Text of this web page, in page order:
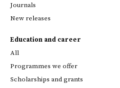
Journals
New releases
Education and career
All
Programmes we offer
Scholarships and grants